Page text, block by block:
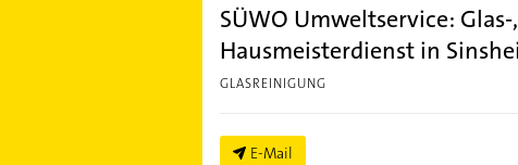
SÜWO Umweltservice:
Hausmeisterdienst in
GLASREINIGUNG
E-Mail